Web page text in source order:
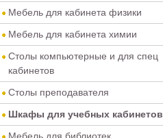
Мебель для кабинета физики
Мебель для кабинета химии
Столы компьютерные и для спец
кабинетов
Столы преподавателя
Шкафы для учебных кабинетов